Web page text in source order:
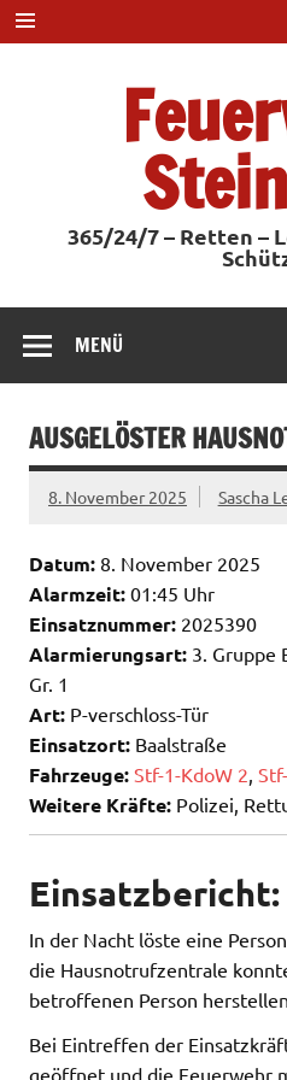
Zum
Inhalt
springen
365/24/7 – Retten –
MENÜ
AUSGELÖSTER
8. November 2025 Sascha
Datum: 8. November 2025
Alarmzeit: 01:45 Uhr
Einsatznummer: 2025390
Alarmierungsart: 3. Gruppe
Gr. 1
Art: P-verschloss-Tür
Einsatzort: Baalstraße
Fahrzeuge: Stf-1-KdoW 2
Weitere Kräfte: Polizei,
Einsatzbericht:
In der Nacht löste eine
die Hausnotrufzentrale
betroffenen Person
Bei Eintreffen der
geöffnet und die Feuerwehr